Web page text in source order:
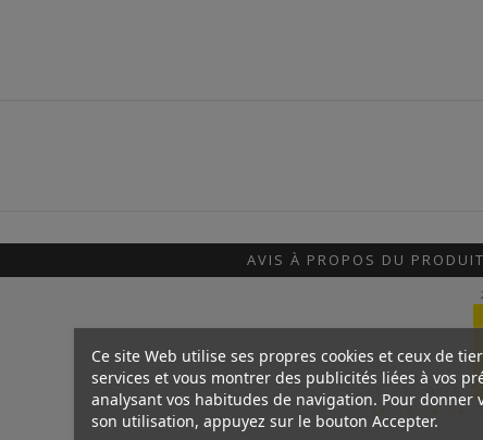
AVIS À PROPOS DU PRODUIT
1★ 2★ 3★ 4★
Ce site Web utilise ses propres cookies et ceux de
services et vous montrer des publicités liées à vos
analysant vos habitudes de navigation. Pour donner
son utilisation, appuyez sur le bouton Accepter.